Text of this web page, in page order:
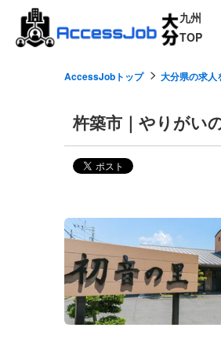
九州
TOP
AccessJobトップ 大分県の求人
杵築市｜やりがい